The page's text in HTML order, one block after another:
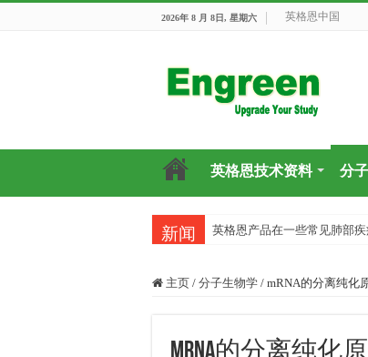
2026年 8 月 8日, 星期六 英格恩中国
英格恩技术资料 分
新闻 英格恩产品在一些常见肺部
主页 / 分子生物学 / mRNA的分离纯化